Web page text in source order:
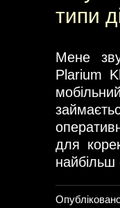
типи
Мене
Plarium
для
найбільш